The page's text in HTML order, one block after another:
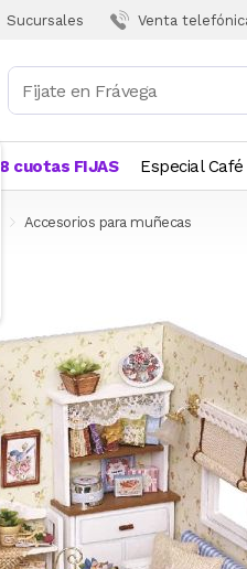
Sucursales Venta
18 cuotas FIJAS Especial Café
Accesorios para muñecas